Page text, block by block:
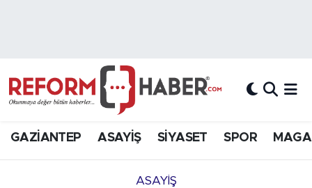
GAZİANTEP ASAYİŞ SİYASET SPOR
ASAYİŞ
Hava Durumu
Süper Lig Puan Durumu ve Fikstür